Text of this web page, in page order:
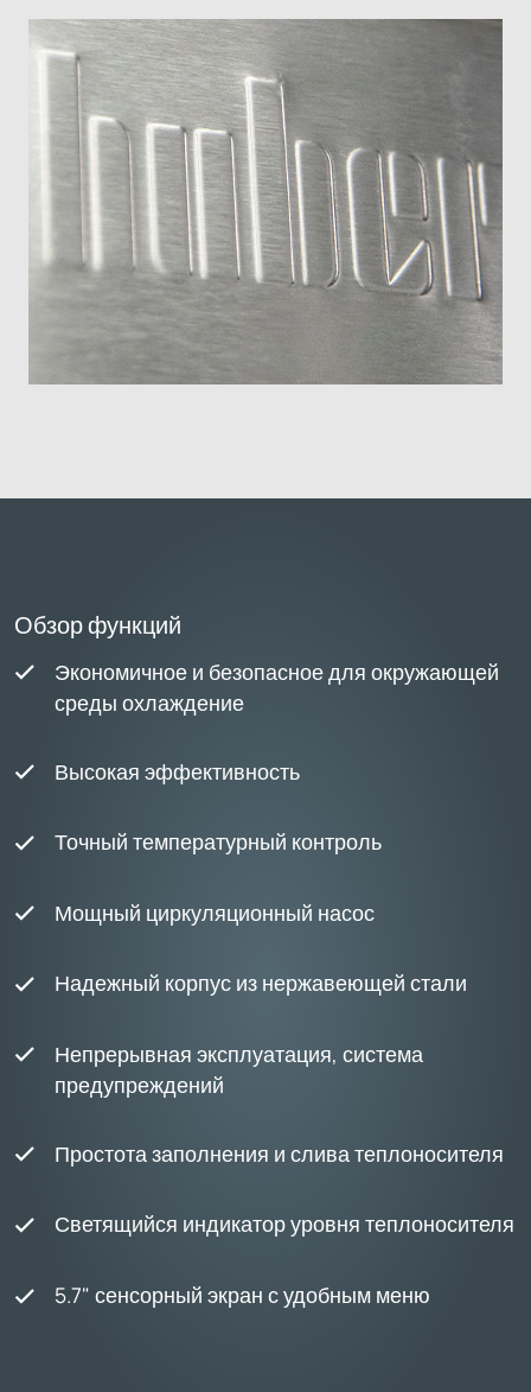
Обзор функций
Экономичное и безопасное для окружающей
среды охлаждение
Высокая эффективность
Точный температурный контроль
Мощный циркуляционный насос
Надежный корпус из нержавеющей стали
Непрерывная эксплуатация, система
предупреждений
Простота заполнения и слива теплоносителя
Светящийся индикатор уровня теплоносителя
5.7" сенсорный экран с удобным меню